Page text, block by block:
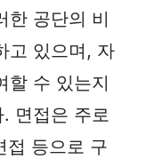
한 공단의 비
고 있으며, 자
할 수 있는지
면접은 주로
접 등으로 구